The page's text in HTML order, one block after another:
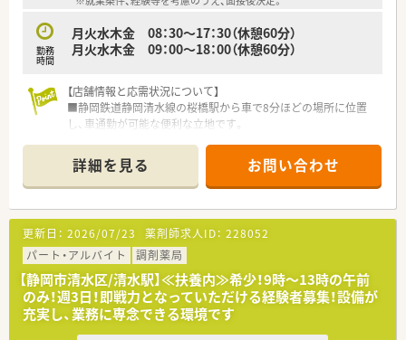
勤務
時間
月火水木金 08：30～17：30（休憩60分）
月火水木金 09：00～18：00（休憩60分）
【店舗情報と応需状況について】
■静岡鉄道静岡清水線の桜橋駅から車で8分ほどの場所に位置
し、車通勤が可能な便利な立地です。
り約30枚を応需しています。
■現在は薬剤師2名と事務スタッフが在籍しており、精神科単科
の落ち着いた環境で業務を行っています。
【求人情報について】
■管理薬剤師としてのご経験やスキルを考慮し、年収550万円か
ら最大700万円の高待遇をご提示可能です。
■昇給は年1回、賞与は年2回支給され、業績や個人の貢献度がし
っかりと評価される給与体系です。
■退職金制度や各種手当も充実しており、将来を見据えて安心し
て勤務できる環境を提供しています。
詳細を見る お問い合わせ
更新日： 2026/07/23 薬剤師求人ID： 228052
パート・アルバイト
調剤薬局
【静岡市清水区/清水駅】≪扶養内≫希少！9時～13時の午前
のみ！週3日！即戦力となっていただける経験者募集！設備が
充実し、業務に専念できる環境です